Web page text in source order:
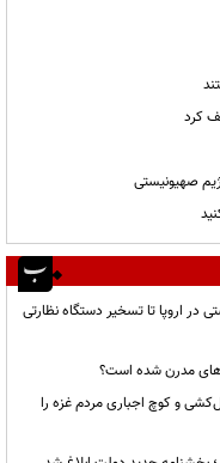
کرد
صهیونیستی
در اروپا تا تسخیر دستگاه نظارتی
مدرن شده است؟
و کوچ اجباری مردم غزه را